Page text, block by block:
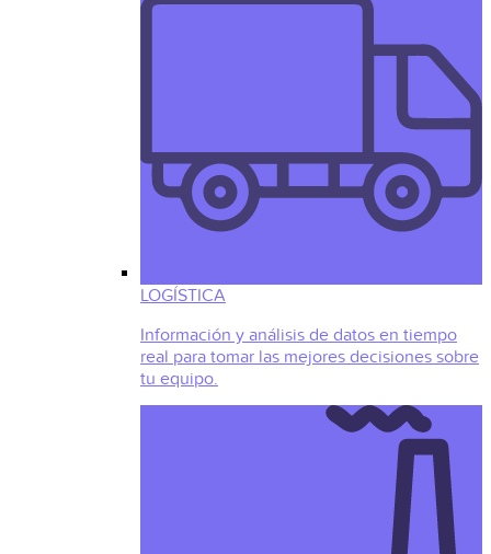
LOGÍSTICA
Información y análisis de datos en tiempo
real para tomar las mejores decisiones sobre
tu equipo.